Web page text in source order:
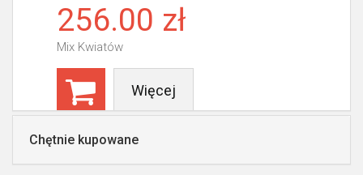
256.00 zł
Mix Kwiatów
Więcej
Chętnie kupowane